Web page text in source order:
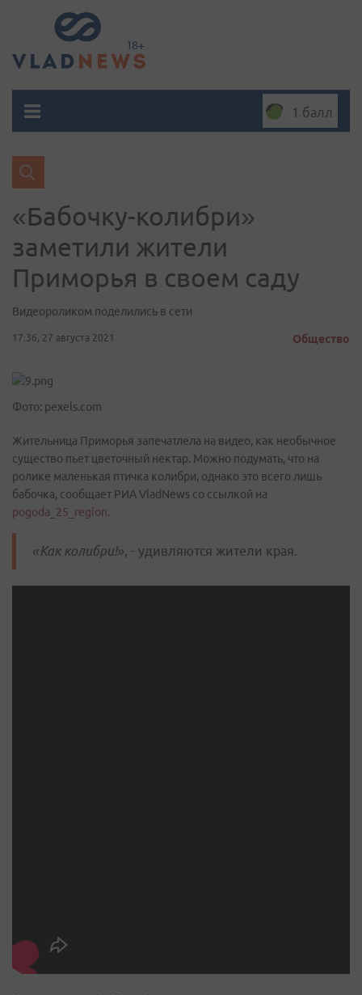
1 балл
«Бабочку-колибри»
заметили жители
Приморья в своем саду
Видеороликом поделились в сети
17:36, 27 августа 2021 Общество
Фото: pexels.com
Жительница Приморья запечатлела на видео, как необычное
существо пьет цветочный нектар. Можно подумать, что на
ролике маленькая птичка колибри, однако это всего лишь
бабочка, сообщает РИА VladNews со ссылкой на
pogoda_25_region.
«Как колибри!», - удивляются жители края.